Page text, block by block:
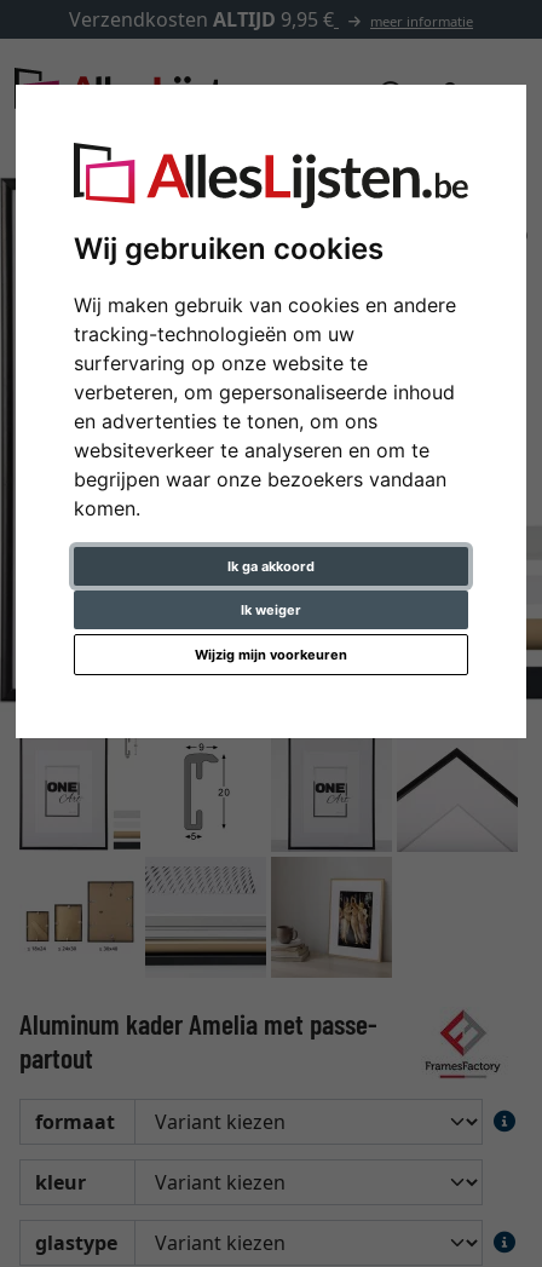
Wij gebruiken cookies
Wij maken gebruik van cookies en andere
tracking-technologieën om uw
surfervaring op onze website te
verbeteren, om gepersonaliseerde inhoud
en advertenties te tonen, om ons
websiteverkeer te analyseren en om te
begrijpen waar onze bezoekers vandaan
komen.
Ik ga akkoord
Ik weiger
Wijzig mijn voorkeuren
Verzendkosten ALTIJD 9,95 € meer informatie
Terug
Aluminum kader Amelia met passe-
partout
formaat
kleur
glastype